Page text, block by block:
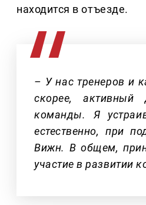
находится в отъезде.
– У нас тренеров и
скорее, активный
команды. Я
естественно, при
Вижн. В общем,
участие в развитии